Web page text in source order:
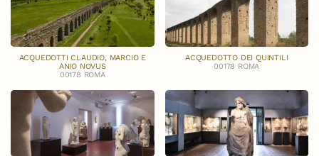
ACQUEDOTTI CLAUDIO, MARCIO E
ANIO NOVUS
00178 ROMA
ACQUEDOTTO DEI QUINTILI
00178 ROMA